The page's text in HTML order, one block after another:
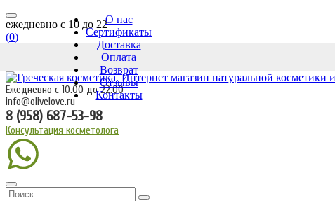
ежедневно c 10 до 22
(0)
О нас
Сертификаты
Доставка
Оплата
Возврат
Отзывы
Контакты
Ежедневно с 10.00 до 22.00
info@olivelove.ru
8 (958) 687-53-98
Консультация косметолога